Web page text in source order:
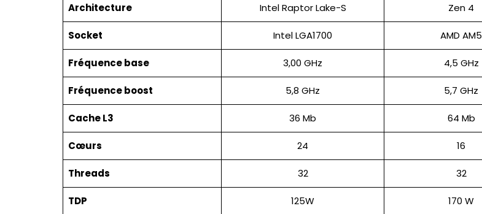
Architecture Intel Raptor Lake-S Zen 4
Socket Intel LGA1700 AMD AM5
Fréquence base 3,00 GHz 4,5 GHz
Fréquence boost 5,8 GHz 5,7 GHz
Cache L3 36 Mb 64 Mb
Cœurs 24 16
Threads 32 32
TDP 125W 170 W